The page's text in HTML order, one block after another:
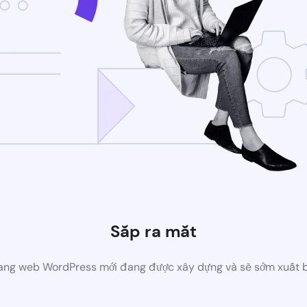
Sắp ra mắt
web WordPress mới đang được xây dựng và sẽ sớm xuất